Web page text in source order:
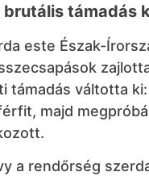
támadás
este Észak-
támadás váltotta
majd
a rendőrség